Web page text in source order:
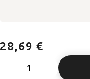
28,69 €